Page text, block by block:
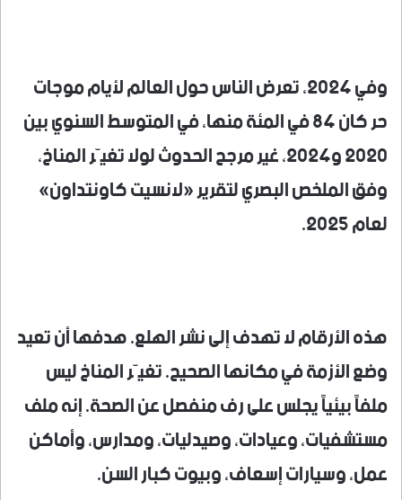
وفي 2024، تعرض الناس حول العالم لأيام موجات
حر كان 84 في المئة منها، في المتوسط السنوي بين
2020 و2024، غير مرجح الحدوث لولا تغيّر المناخ،
وفق الملخص البصري لتقرير «لانسيت كاونتداون»
لعام 2025.
هذه الأرقام لا تهدف إلى نشر الهلع. هدفها أن تعيد
وضع الأزمة في مكانها الصحيح. تغيّر المناخ ليس
ملفاً بيئياً يجلس على رف منفصل عن الصحة. إنه ملف
مستشفيات، وعيادات، وصيدليات، ومدارس، وأماكن
عمل، وسيارات إسعاف، وبيوت كبار السن.